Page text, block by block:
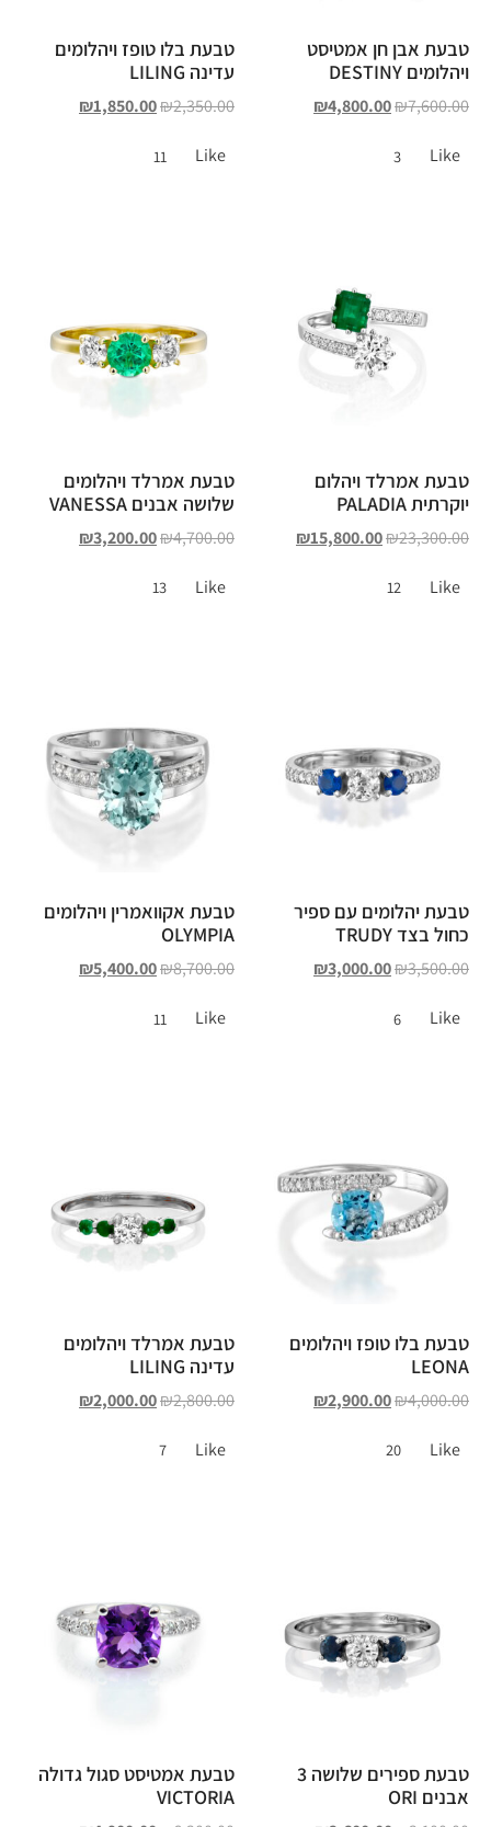
טבעת אבן חן אמטיסט
ויהלומים DESTINY
₪7,600.00
₪4,800.00
Like
3
טבעת בלו טופז ויהלומים
עדינה LILING
₪2,350.00
₪1,850.00
Like
11
טבעת אמרלד ויהלום
יוקרתית PALADIA
₪23,300.00
₪15,800.00
Like
12
טבעת אמרלד ויהלומים
שלושה אבנים VANESSA
₪4,700.00
₪3,200.00
Like
13
טבעת יהלומים עם ספיר
כחול בצד TRUDY
₪3,500.00
₪3,000.00
Like
6
טבעת אקוואמרין ויהלומים
OLYMPIA
₪8,700.00
₪5,400.00
Like
11
טבעת בלו טופז ויהלומים
LEONA
₪4,000.00
₪2,900.00
Like
20
טבעת אמרלד ויהלומים
עדינה LILING
₪2,800.00
₪2,000.00
Like
7
טבעת ספירים שלושה 3
אבנים ORI
טבעת אמטיסט סגול גדולה
VICTORIA